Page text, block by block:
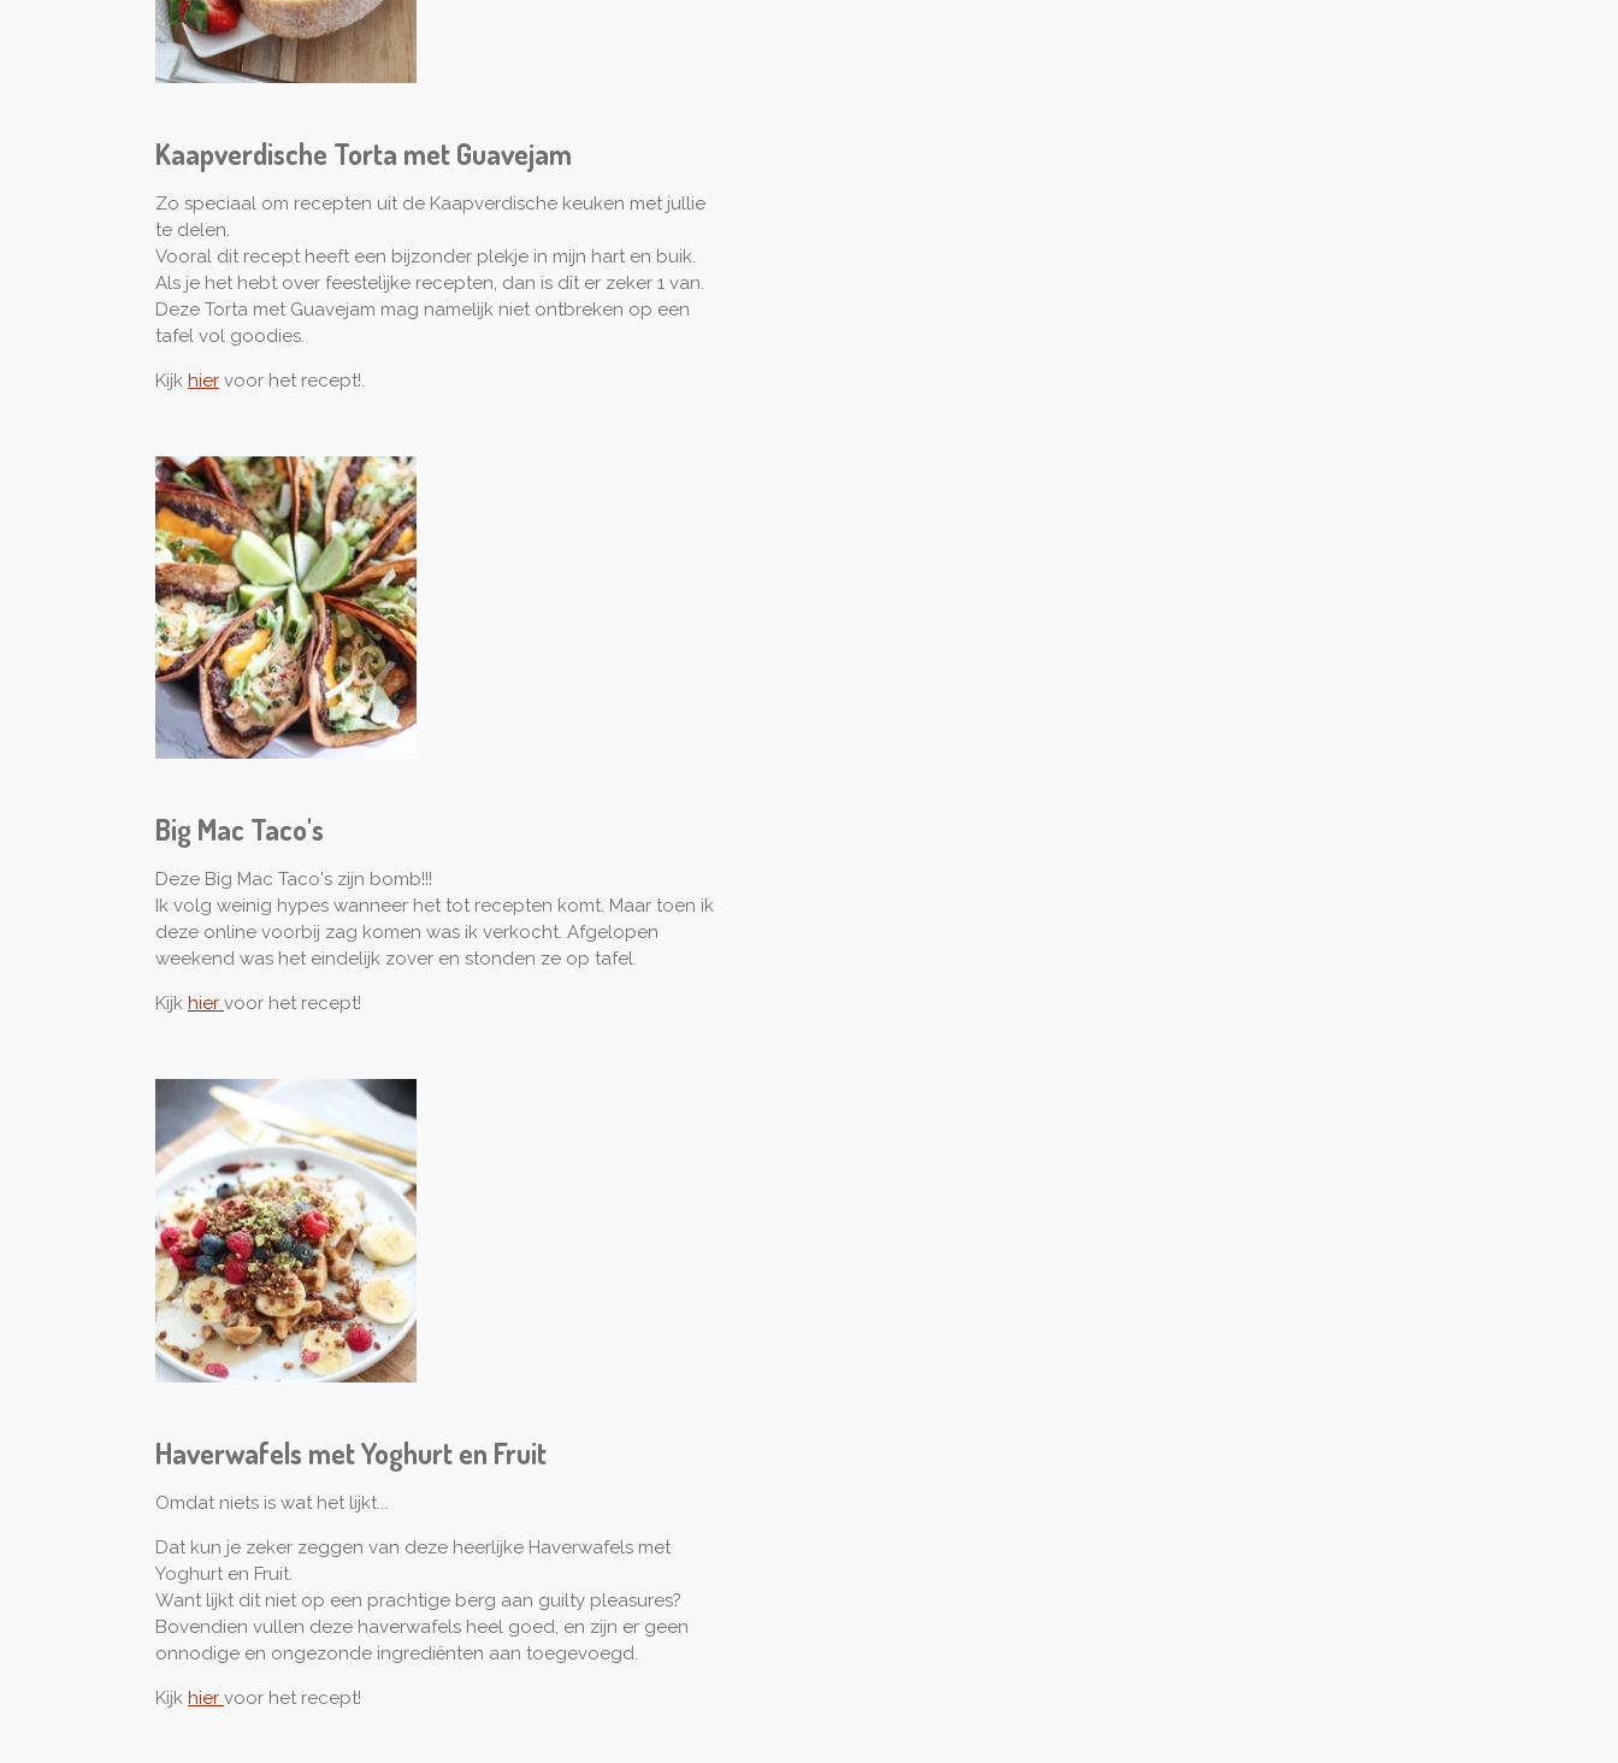
Kaapverdische Torta met Guavejam
Zo speciaal om recepten uit de Kaapverdische keuken met jullie
te delen.
Vooral dit recept heeft een bijzonder plekje in mijn hart en buik.
Als je het hebt over feestelijke recepten, dan is dit er zeker 1 van.
Deze Torta met Guavejam mag namelijk niet ontbreken op een
tafel vol goodies.
Kijk hier voor het recept!.
Big Mac Taco's
Deze Big Mac Taco's zijn bomb!!!
Ik volg weinig hypes wanneer het tot recepten komt. Maar toen ik
deze online voorbij zag komen was ik verkocht. Afgelopen
weekend was het eindelijk zover en stonden ze op tafel.
Kijk hier voor het recept!
Haverwafels met Yoghurt en Fruit
Omdat niets is wat het lijkt...
Dat kun je zeker zeggen van deze heerlijke Haverwafels met
Yoghurt en Fruit.
Want lijkt dit niet op een prachtige berg aan guilty pleasures?
Bovendien vullen deze haverwafels heel goed, en zijn er geen
onnodige en ongezonde ingrediënten aan toegevoegd.
Kijk hier voor het recept!